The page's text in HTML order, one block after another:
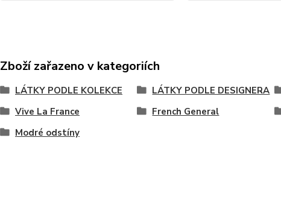
Zboží zařazeno v kategoriích
LÁTKY PODLE KOLEKCE LÁTKY PODLE DESIGNERA
Vive La France
French General
Modré odstíny